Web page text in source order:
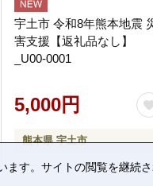
宇土市 令和8年熊本地震
害支援【返礼品なし】
_U00-0001
5,000円
熊本県 宇土市
す。サイトの閲覧を継続